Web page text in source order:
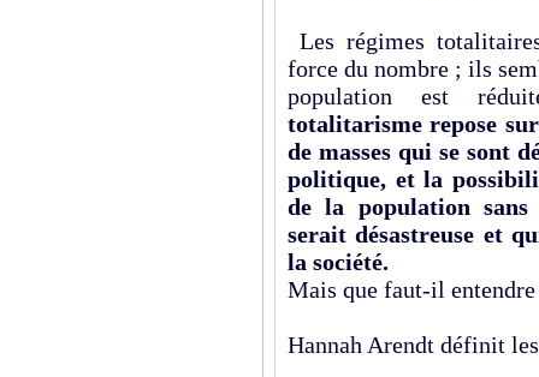
Les régimes
force du nombre ; ils
population est
totalitarisme repose
de masses qui se sont
politique, et la
de la population
serait désastreuse et
la société.
Mais que faut-il entendre
Hannah Arendt définit